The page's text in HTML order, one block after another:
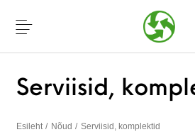
Serviisid,
Esileht / Nõud / Serviisid, komplektid